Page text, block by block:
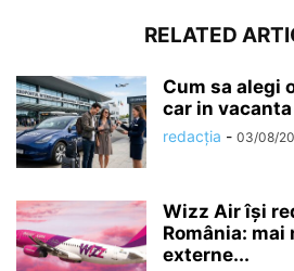
RELATED
Cum sa alegi
car in vacanta
redacția - 03/08/
Wizz Air își
România:
externe...